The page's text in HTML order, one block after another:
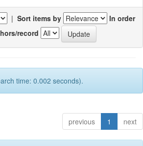
| Sort items by
In order
record
time: 0.002 seconds).
previous 1 next